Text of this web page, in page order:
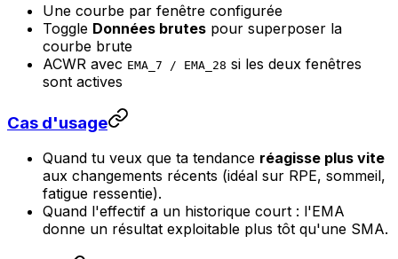
Une courbe par fenêtre configurée
Toggle Données brutes pour superposer la
courbe brute
ACWR avec EMA_7 / EMA_28 si les deux fenêtres
sont actives
Cas d'usage
Quand tu veux que ta tendance réagisse plus vite
aux changements récents (idéal sur RPE, sommeil,
fatigue ressentie).
Quand l'effectif a un historique court : l'EMA
donne un résultat exploitable plus tôt qu'une SMA.